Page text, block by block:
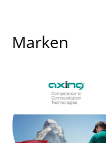
Marken